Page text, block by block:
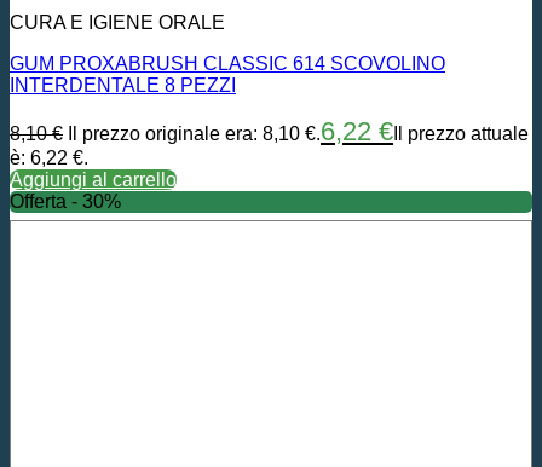
CURA E IGIENE ORALE
GUM PROXABRUSH CLASSIC 614 SCOVOLINO
INTERDENTALE 8 PEZZI
8,10€ Il prezzo originale era: 8,10 €.6,22 € Il prezzo attuale
è: 6,22 €.
Aggiungi al carrello
Offerta - 30%